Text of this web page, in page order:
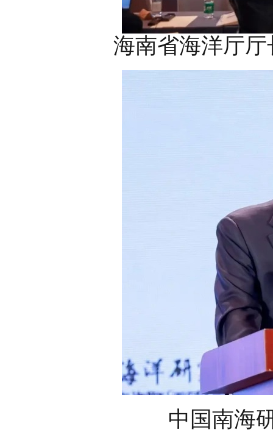
海南省海洋厅
中国南海